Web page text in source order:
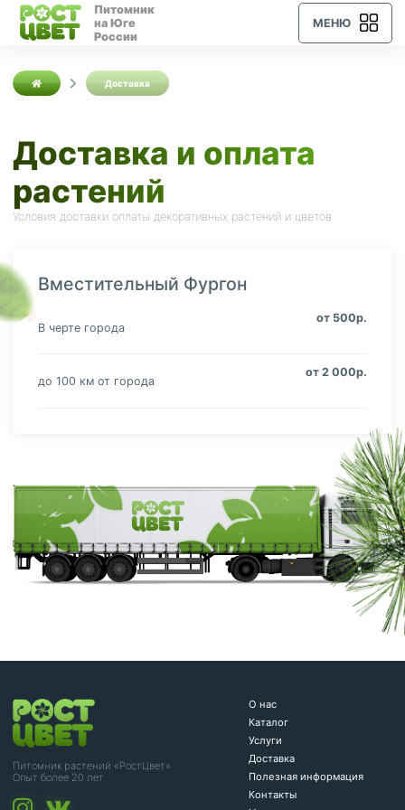
Питомник
на Юге
России
МЕНЮ
Доставка
Доставка и оплата
растений
Условия доставки оплаты декоративных растений и цветов
Вместительный Фургон
В черте города
от 500р.
до 100 км от города
от 2 000р.
Питомник растений «РостЦвет»
Опыт более 20 лет
О нас
Каталог
Услуги
Доставка
Полезная информация
Контакты